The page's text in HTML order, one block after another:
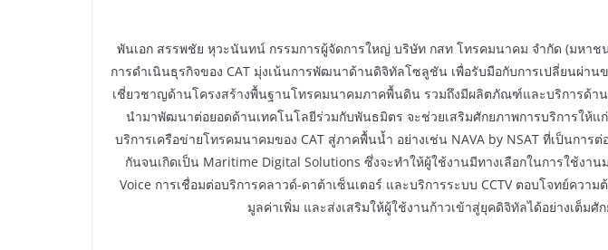
พันเอก สรรพชัย หุวะนันทน์ กรรมการผู้จัดการใหญ่ บริษัท กสท โทรคมนาคม จำกัด (มหาชน
การดำเนินธุรกิจของ CAT มุ่งเน้นการพัฒนาด้านดิจิทัลโซลูชัน เพื่อรับมือกับการเปลี่ยนผ่าน
เชี่ยวชาญด้านโครงสร้างพื้นฐานโทรคมนาคมภาคพื้นดิน รวมถึงมีผลิตภัณฑ์และบริการด้าน
นำมาพัฒนาต่อยอดด้านเทคโนโลยีร่วมกับพันธมิตร จะช่วยเสริมศักยภาพการบริการให้
บริการเครือข่ายโทรคมนาคมของ CAT สู่ภาคพื้นน้ำ อย่างเช่น NAVA by NSAT ที่เป็นการ
กันจนเกิดเป็น Maritime Digital Solutions ซึ่งจะทำให้ผู้ใช้งานมีทางเลือกในการใช้งา
Voice การเชื่อมต่อบริการคลาวด์-ดาต้าเซ็นเตอร์ และบริการระบบ CCTV ตอบโจทย์ความ
มูลค่าเพิ่ม และส่งเสริมให้ผู้ใช้งานก้าวเข้าสู่ยุคดิจิทัลได้อย่างเต็มศั